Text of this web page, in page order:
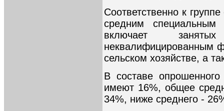
Соответственно к
средним специальным
включает
неквалифицированным
сельском хозяйстве, а
В составе
имеют 16%, общее
34%, ниже среднего -